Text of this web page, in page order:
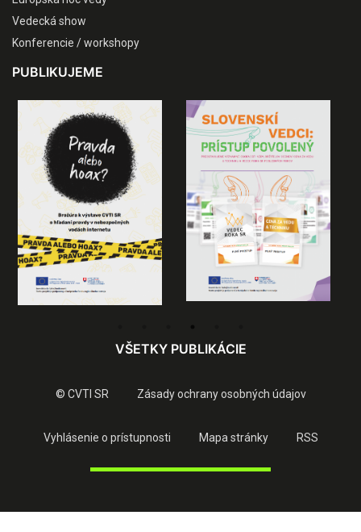
Vedecká show
Konferencie / workshopy
PUBLIKUJEME
VŠETKY PUBLIKÁCIE
© CVTI SR Zásady ochrany osobných údajov
Vyhlásenie o prístupnosti Mapa stránky RSS